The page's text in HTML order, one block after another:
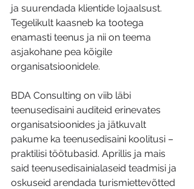
ja suurendada klientide lojaalsust.
Tegelikult kaasneb ka tootega
enamasti teenus ja nii on teema
asjakohane pea kõigile
organisatsioonidele.
BDA Consulting on viib läbi
teenusedisaini auditeid erinevates
organisatsioonides ja jätkuvalt
pakume ka teenusedisaini koolitusi –
praktilisi töötubasid. Aprillis ja mais
said teenusedisainialaseid teadmisi ja
oskuseid arendada turismiettevõtted